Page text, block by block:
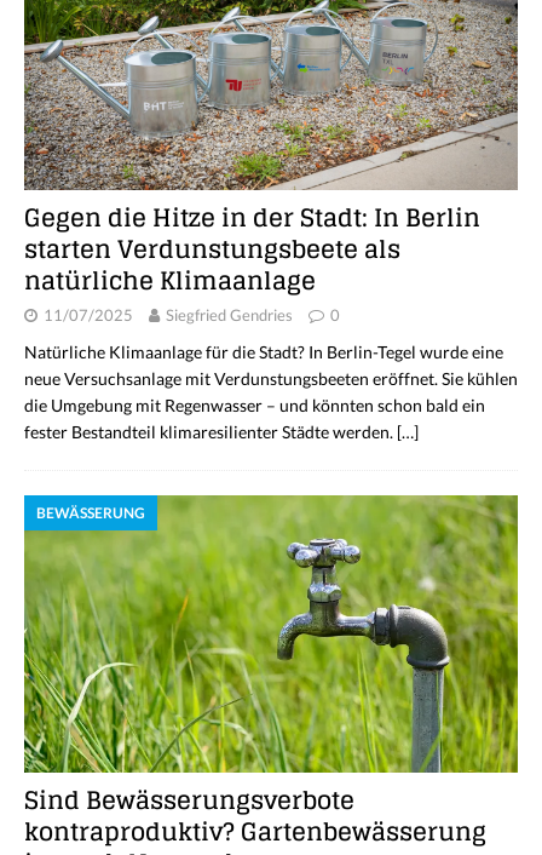
Gegen die Hitze in der Stadt: In Berlin
starten Verdunstungsbeete als
natürliche Klimaanlage
11/07/2025 Siegfried Gendries 0
Natürliche Klimaanlage für die Stadt? In Berlin-Tegel wurde eine
neue Versuchsanlage mit Verdunstungsbeeten eröffnet. Sie kühlen
die Umgebung mit Regenwasser – und könnten schon bald ein
fester Bestandteil klimaresilienter Städte werden. […]
BEWÄSSERUNG
Sind Bewässerungsverbote
kontraproduktiv? Gartenbewässerung